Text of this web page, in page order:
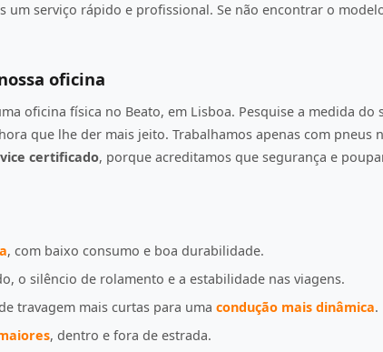
serviço rápido e profissional. Se não encontrar o
oficina
oficina física no Beato, em Lisboa. Pesquise a medida do
que lhe der mais jeito. Trabalhamos apenas com pneus
certificado, porque acreditamos que segurança e
, com baixo consumo e boa durabilidade.
o silêncio de rolamento e a estabilidade nas viagens.
travagem mais curtas para uma condução mais dinâmica.
, dentro e fora de estrada.